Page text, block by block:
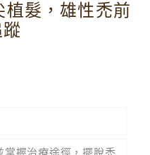
髮，雄性禿前